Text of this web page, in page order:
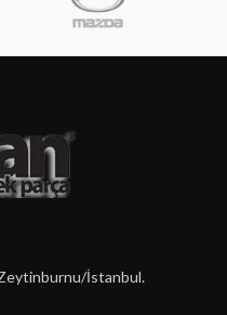
İstanbul.